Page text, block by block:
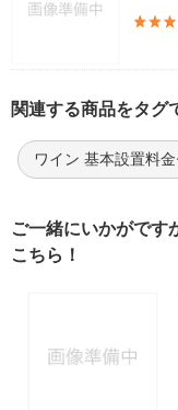
関連する商品をタグ
ワイン 基本設置料金
ご一緒にいかがです
こちら！